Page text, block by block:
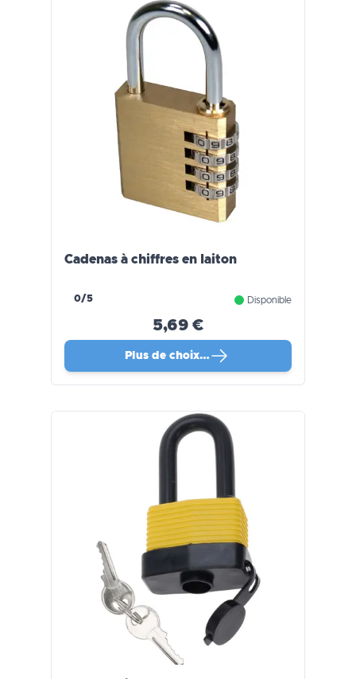
Cadenas à chiffres en laiton
0/5 Disponible
5,69 €
Plus de choix…